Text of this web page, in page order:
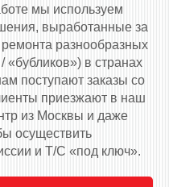
мы используем
выработанные за
разнообразных
в странах
поступают заказы со
приезжают в наш
из Москвы и даже
осуществить
и Т/С «под ключ».